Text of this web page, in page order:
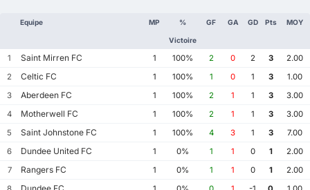
Equipe MP %
Victoire
GF GA GD Pts MOY
1 Saint Mirren FC 1 100% 2 0 2 3
2.00
2
Celtic FC 1 100% 1 0 1 3
1.00
3
Aberdeen FC 1 100% 2 1 1 3
3.00
4
Motherwell FC 1 100% 2 1 1 3
3.00
5
Saint Johnstone FC 1 100% 4 3 1 3
7.00
6
Dundee United FC 1 0% 1 1 0 1
2.00
7
Rangers FC 1 0% 1 1 0 1
2.00